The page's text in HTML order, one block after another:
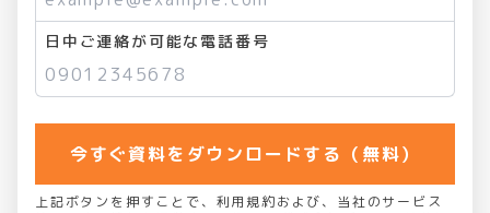
日中ご連絡が可能な電話番号
今すぐ資料をダウンロードする（無料）
上記ボタンを押すことで、利用規約および、当社のサービス